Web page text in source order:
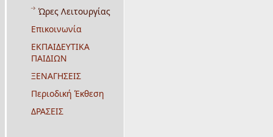
Ώρες Λειτουργίας
Επικοινωνία
ΕΚΠΑΙΔΕΥΤΙΚΑ
ΠΑΙΔΙΩΝ
ΞΕΝΑΓΗΣΕΙΣ
Περιοδική Έκθεση
ΔΡΑΣΕΙΣ